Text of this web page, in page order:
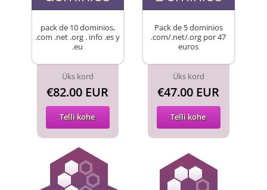
pack de 10 dominios,
.com .net .org . info .es y
.eu
Üks kord
€82.00 EUR
Telli kohe
Pack de 5 dominios
.com/.net/.org por 47
euros
Üks kord
€47.00 EUR
Telli kohe